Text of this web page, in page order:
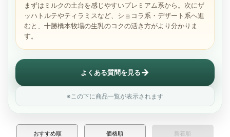
まずはミルクの土台を感じやすいプレミアム系から。次にザ
ッハトルテやティラミスなど、ショコラ系・デザート系へ進
むと、十勝橋本牧場の生乳のコクの活き方がより分かりま
す。
よくある質問を見る →
※この下に商品一覧が表示されます
おすすめ順 価格順 新着順